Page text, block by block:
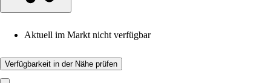
Aktuell im Markt nicht verfügbar
Verfügbarkeit in der Nähe prüfen